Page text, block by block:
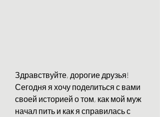
Здравствуйте, дорогие друзья!
Сегодня я хочу поделиться с вами
своей историей о том, как мой муж
начал пить и как я справилась с